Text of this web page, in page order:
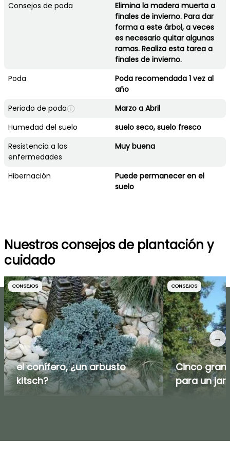
Consejos de poda
Elimina la madera muerta a
finales de invierno. Para dar
forma a este árbol, a veces
es necesario quitar algunas
ramas. Realiza esta tarea a
finales de invierno.
Poda
Poda recomendada 1 vez al
año
Periodo de poda
Marzo a Abril
Humedad del suelo
suelo seco, suelo fresco
Resistencia a las
enfermedades
Muy buena
Hibernación
Puede permanecer en el
suelo
Nuestros consejos de plantación y
cuidado
CONSEJOS
el conífero, ¿un arbusto
kitsch?
CONSEJOS
Cinco
para un
→